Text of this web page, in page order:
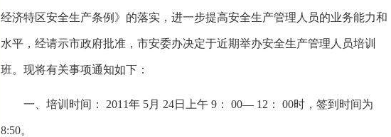
经济特区安全生产条例》的落实，进一步提高安全生产管理人员的业务能力和
水平，经请示市政府批准，市安委办决定于近期举办安全生产管理人员培训
班。现将有关事项通知如下：
一、培训时间： 2011年 5月 24日上午 9 ： 00— 12 ： 00时，签到时间为
8:50。